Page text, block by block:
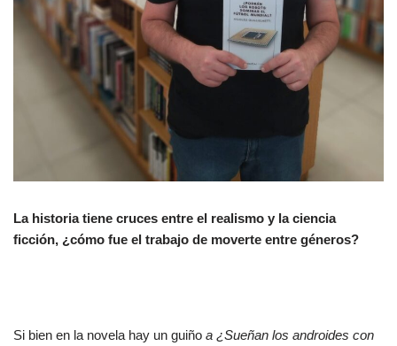
La historia tiene cruces entre el realismo y la ciencia
ficción, ¿cómo fue el trabajo de moverte entre géneros?
Si bien en la novela hay un guiño a ¿Sueñan los androides con